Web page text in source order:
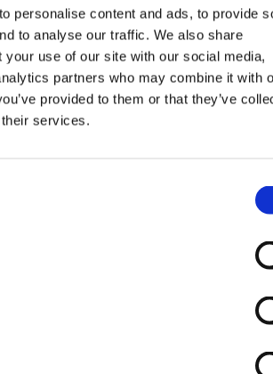
personalise content and ads, to provide
to analyse our traffic. We also share
your use of our site with our social media,
partners who may combine it with
provided to them or that they’ve
services.
rol 25 meter
de afbeeldingen-gallerij